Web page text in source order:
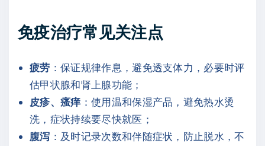
免疫治疗常见关注点
疲劳 ：保证规律作息，避免透支体力，必要时评
估甲状腺和肾上腺功能；
皮疹、瘙痒：使用温和保湿产品，避免热水烫
洗，症状持续要尽快就医；
腹泻 ：及时记录次数和伴随症状，防止脱水，不